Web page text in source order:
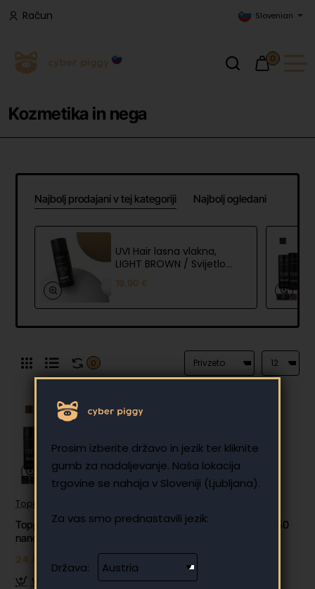
Prosim izberite državo in jezik ter kliknite
gumb za nadaljevanje. Naša lokacija
trgovine se nahaja v Sloveniji (Ljubljana).
Za vas smo prednastavili jezik:
Država:
Račun Slovenian
0
Kozmetika in nega
Najbolj prodajani v tej kategoriji Najbolj ogledani
UVI Hair lasna vlakna,
LIGHT BROWN / Svijetlo
smeđa (veliki 27.5 g, do
50 nanosov)
19.90 €
0
Toppik
Toppik lasna vlakna, Auburn / rdečkasta (veliki 27.5 g, do 50
nanosov)
24.89 €
V košarico